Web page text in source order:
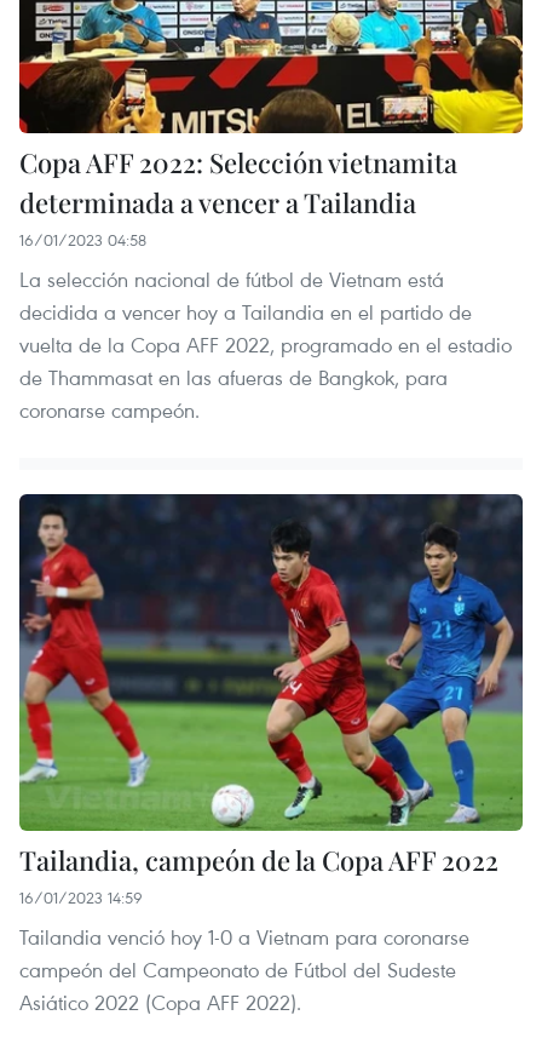
Copa AFF 2022: Selección vietnamita
determinada a vencer a Tailandia
16/01/2023 04:58
La selección nacional de fútbol de Vietnam está
decidida a vencer hoy a Tailandia en el partido de
vuelta de la Copa AFF 2022, programado en el estadio
de Thammasat en las afueras de Bangkok, para
coronarse campeón.
Tailandia, campeón de la Copa AFF 2022
16/01/2023 14:59
Tailandia venció hoy 1-0 a Vietnam para coronarse
campeón del Campeonato de Fútbol del Sudeste
Asiático 2022 (Copa AFF 2022).